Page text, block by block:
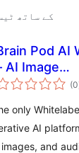
7.0.3 کے ساتھ
Pod AI
AI Image
–
AI
(0
only
AI
and